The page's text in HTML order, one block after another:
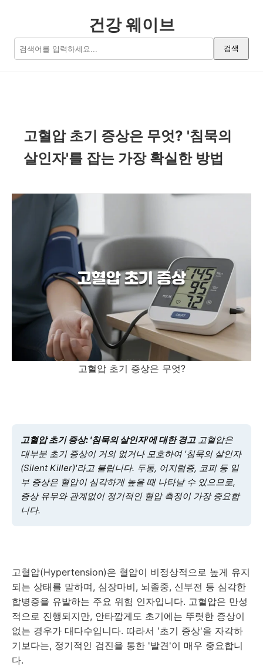
건강 웨이브
검색
고혈압 초기 증상은 무엇? '침묵의
살인자'를 잡는 가장 확실한 방법
고혈압 초기 증상은 무엇?
고혈압 초기 증상: '침묵의 살인자'에 대한 경고고혈압은
대부분 초기 증상이 거의 없거나 모호하여 '침묵의 살인자
(Silent Killer)'라고 불립니다. 두통, 어지럼증, 코피 등 일
부 증상은 혈압이 심각하게 높을 때 나타날 수 있으므로,
증상 유무와 관계없이 정기적인 혈압 측정이 가장 중요합
니다.
고혈압(Hypertension)은 혈압이 비정상적으로 높게 유지
되는 상태를 말하며, 심장마비, 뇌졸중, 신부전 등 심각한
합병증을 유발하는 주요 위험 인자입니다. 고혈압은 만성
적으로 진행되지만, 안타깝게도 초기에는 뚜렷한 증상이
없는 경우가 대다수입니다. 따라서 '초기 증상'을 자각하
기보다는, 정기적인 검진을 통한 '발견'이 매우 중요합니
다.